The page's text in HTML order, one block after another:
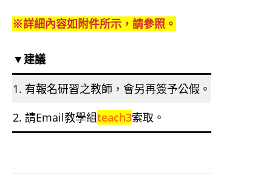
※詳細內容如附件所示，請參照。
▼建議
1. 有報名研習之教師，會另再簽予公假。
2. 請Email教學組teach3索取。